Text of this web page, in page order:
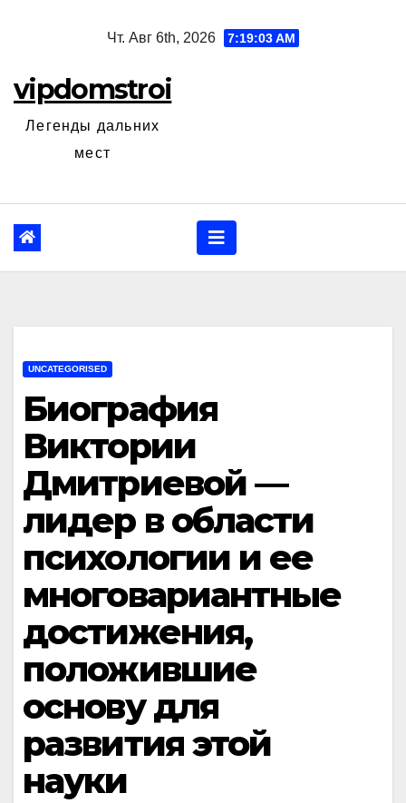
Чт. Авг 6th, 2026 7:19:04 AM
vipdomstroi
Легенды дальних
мест
UNCATEGORISED
Биография
Виктории
Дмитриевой —
лидер в области
психологии и ее
многовариантные
достижения,
положившие
основу для
развития этой
науки